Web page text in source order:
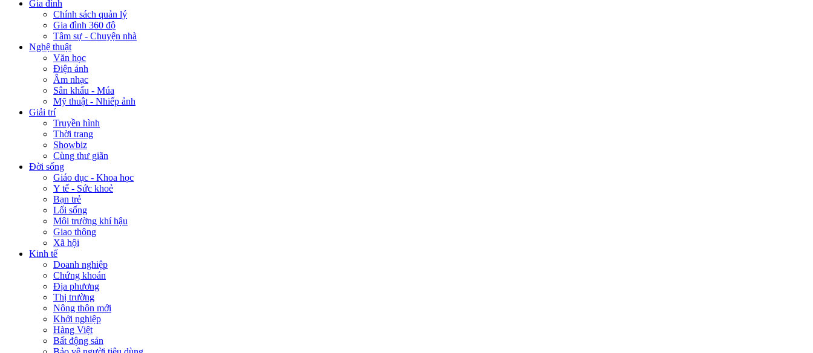
Gia đình
Chính sách quản lý
Gia đình 360 độ
Tâm sự - Chuyện nhà
Nghệ thuật
Văn học
Điện ảnh
Âm nhạc
Sân khấu - Múa
Mỹ thuật - Nhiếp ảnh
Giải trí
Truyền hình
Thời trang
Showbiz
Cùng thư giãn
Đời sống
Giáo dục - Khoa học
Y tế - Sức khoẻ
Bạn trẻ
Lối sống
Môi trường khí hậu
Giao thông
Xã hội
Kinh tế
Doanh nghiệp
Chứng khoán
Địa phương
Thị trường
Nông thôn mới
Khởi nghiệp
Hàng Việt
Bất động sản